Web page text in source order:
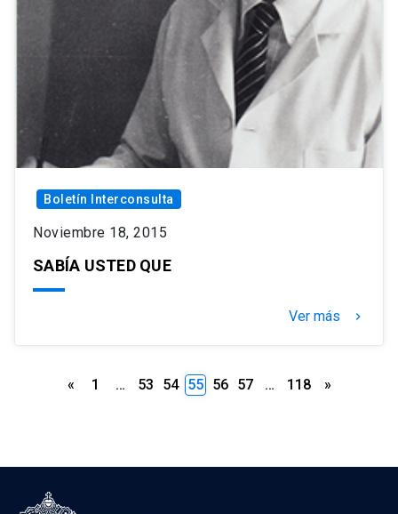
Boletín Interconsulta
Noviembre 18, 2015
SABÍA USTED QUE
Ver más keyboard_arrow_right
Paginación
« 1 … 53 54 55 56 57 … 118 »